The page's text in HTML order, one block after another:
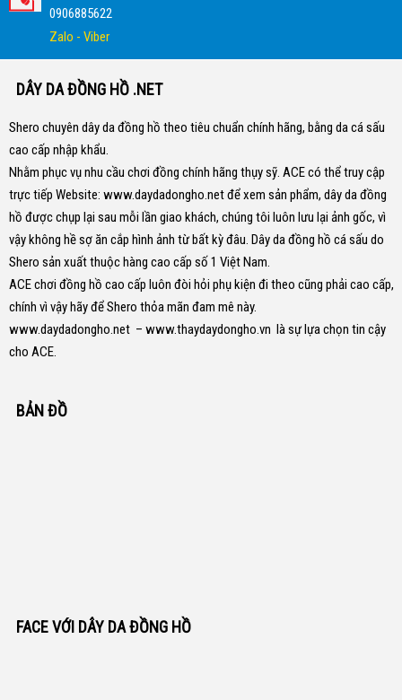
0906885622
Zalo - Viber
DÂY DA ĐỒNG HỒ .NET
Shero chuyên dây da đồng hồ theo tiêu chuẩn chính hãng, bằng da cá sấu
cao cấp nhập khẩu.
Nhằm phục vụ nhu cầu chơi đồng chính hãng thụy sỹ. ACE có thể truy cập
trực tiếp Website: www.daydadongho.netđể xem sản phẩm, dây da đồng
hồ được chụp lại sau mỗi lần giao khách, chúng tôi luôn lưu lại ảnh gốc, vì
vậy không hề sợ ăn cắp hình ảnh từ bất kỳ đâu. Dây da đồng hồ cá sấu do
Shero sản xuất thuộc hàng cao cấp số 1 Việt Nam.
ACE chơi đồng hồ cao cấp luôn đòi hỏi phụ kiện đi theo cũng phải cao cấp,
chính vì vậy hãy để Shero thỏa mãn đam mê này.
www.daydadongho.net – www.thaydaydongho.vn là sự lựa chọn tin cậy
cho ACE.
BẢN ĐỒ
FACE VỚI DÂY DA ĐỒNG HỒ